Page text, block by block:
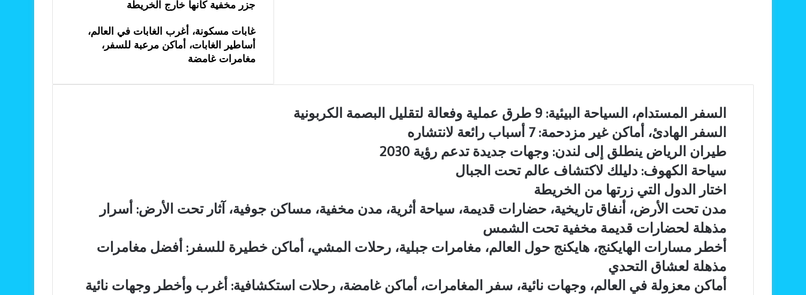
جزر مخفية كأنها خارج الخريطة
غابات مسكونة، أغرب الغابات في العالم،
أساطير الغابات، أماكن مرعبة للسفر،
مغامرات غامضة
السفر
المستدام،
السياحة
البيئية:
9
طرق
عملية
وفعالة
لتقليل
الكربونية
السفر المستدام، السياحة البيئية: 9 طرق عملية وفعالة لتقليل البصمة الكربونية
السفر
الهادئ،
أماكن
مزدحمة:
رائعة
لانتشاره
السفر الهادئ، أماكن غير مزدحمة: 7 أسباب رائعة لانتشاره
طيران
الرياض
ينطلق
إلى
لندن:
وجهات
جديدة
تدعم
رؤية
طيران الرياض ينطلق إلى لندن: وجهات جديدة تدعم رؤية 2030
سياحة
الكهوف:
دليلك
عالم
تحت
الجبال
سياحة الكهوف: دليلك لاكتشاف عالم تحت الجبال
اختار
الدول
التي
زرتها
من
الخريطة
اختار الدول التي زرتها من الخريطة
تحت
الأرض،
أنفاق
تاريخية،
حضارات
قديمة،
سياحة
مدن تحت الأرض، أنفاق تاريخية، حضارات قديمة، سياحة أثرية، مدن مخفية، مساكن جوفية، آثار تحت الأرض: أسرار
مذهلة لحضارات قديمة مخفية تحت الشمس
أخطر
مسارات
الهايكنج،
هايكنج
حول
أخطر مسارات الهايكنج، هايكنج حول العالم، مغامرات جبلية، رحلات المشي، أماكن خطيرة للسفر: أفضل مغامرات
مذهلة لعشاق التحدي
أماكن
أماكن معزولة في العالم، وجهات نائية، سفر المغامرات، أماكن غامضة، رحلات استكشافية: أغرب وأخطر وجهات نائية